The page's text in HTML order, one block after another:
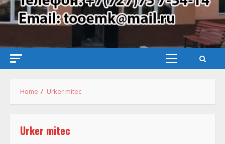
Primary
Home Urker mitec
Urker mitec